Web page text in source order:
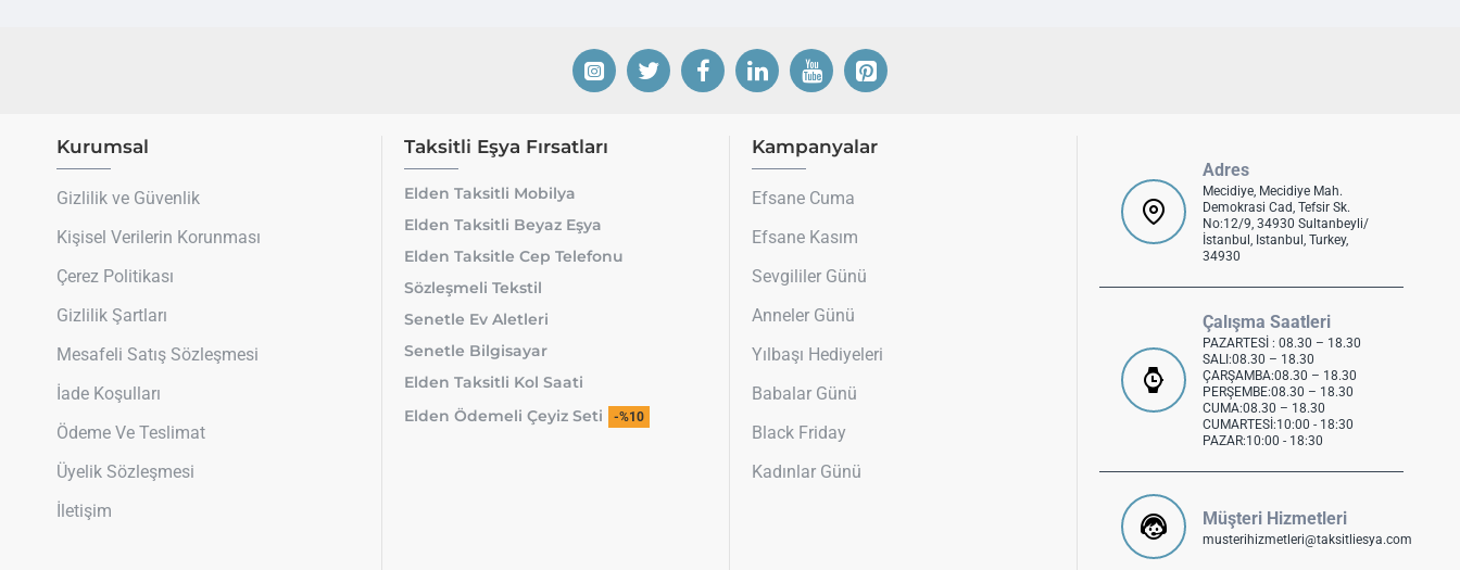
Kurumsal
Gizlilik ve Güvenlik
Kişisel Verilerin Korunması
Çerez Politikası
Gizlilik Şartları
Mesafeli Satış Sözleşmesi
İade Koşulları
Ödeme Ve Teslimat
Üyelik Sözleşmesi
İletişim
Taksitli Eşya Fırsatları
Elden Taksitli Mobilya
Elden Taksitli Beyaz Eşya
Elden Taksitle Cep Telefonu
Sözleşmeli Tekstil
Senetle Ev Aletleri
Senetle Bilgisayar
Elden Taksitli Kol Saati
Elden Ödemeli Çeyiz Seti
-%10
Kampanyalar
Efsane Cuma
Efsane Kasım
Sevgililer Günü
Anneler Günü
Yılbaşı Hediyeleri
Babalar Günü
Black Friday
Kadınlar Günü
Adres
Mecidiye, Mecidiye Mah.
Demokrasi Cad, Tefsir Sk.
No:12/9, 34930 Sultanbeyli/
İstanbul, Istanbul, Turkey,
34930
Çalışma Saatleri
PAZARTESİ : 08.30 – 18.30
SALI:08.30 – 18.30
ÇARŞAMBA:08.30 – 18.30
PERŞEMBE:08.30 – 18.30
CUMA:08.30 – 18.30
CUMARTESİ:10:00 - 18:30
PAZAR:10:00 - 18:30
Müşteri Hizmetleri
musterihizmetleri@taksitliesya.com